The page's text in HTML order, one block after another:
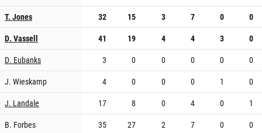
T. Jones
32 15 3 7 0
0
D. Vassell
41 19 4 4 3
0
D. Eubanks
3 0 0 0 0
0
J. Wieskamp
4 0 0 0 1
0
J. Landale
17 8 0 4 0
1
B. Forbes
35 27 2 7 0
0